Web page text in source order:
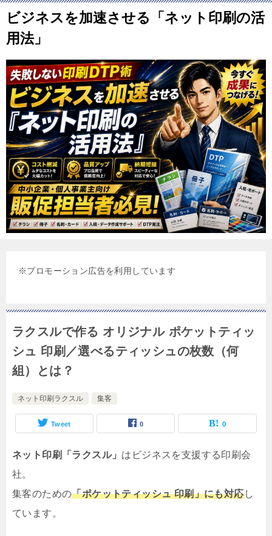
ビジネスを加速させる「ネット印刷の活
用法」
※プロモーション広告を利用しています
ラクスルで作る オリジナル ポケットティッ
シュ 印刷／選べるティッシュの枚数（何
組）とは？
ネット印刷ラクスル 集客
Tweet 0 0
ネット印刷「ラクスル」 はビジネスを支援する印刷会
社。
集客のための「ポケットティッシュ 印刷」にも対応し
ています。